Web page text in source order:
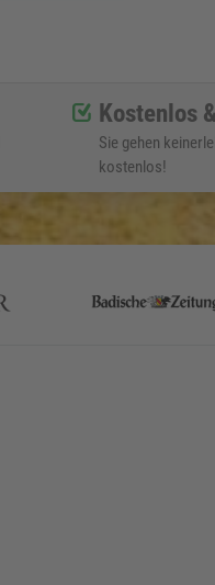
Kostenlos
Sie gehen
kostenlos!